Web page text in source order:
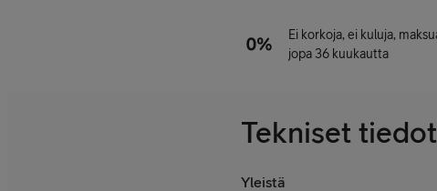
Ei korkoja, ei kuluja,
jopa 36 kuukautta
Tekniset tiedot
Yleistä